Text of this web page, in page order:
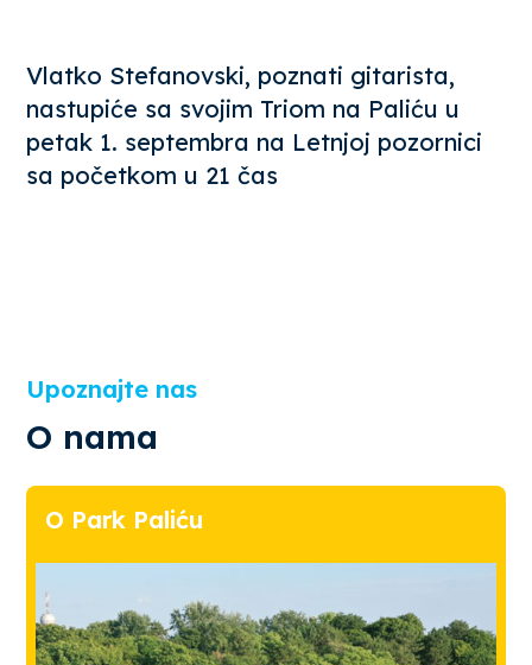
Vlatko Stefanovski, poznati gitarista,
nastupiće sa svojim Triom na Paliću u
petak 1. septembra na Letnjoj pozornici
sa početkom u 21 čas
Upoznajte nas
O nama
O Park Paliću